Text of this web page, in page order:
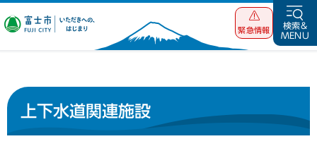
富士市 いただ
緊急情報
検索&
MENU
上下水道関連施設